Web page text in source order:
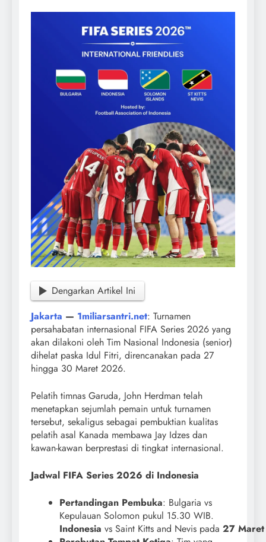
Dengarkan Artikel Ini
Jakarta — 1miliarsantri.net: Turnamen
persahabatan internasional FIFA Series 2026 yang
akan dilakoni oleh Tim Nasional Indonesia (senior)
dihelat paska Idul Fitri, direncanakan pada 27
hingga 30 Maret 2026.
Pelatih timnas Garuda, John Herdman telah
menetapkan sejumlah pemain untuk turnamen
tersebut, sekaligus sebagai pembuktian kualitas
pelatih asal Kanada membawa Jay Idzes dan
kawan-kawan berprestasi di tingkat internasional.
Jadwal FIFA Series 2026 di Indonesia
Pertandingan Pembuka: Bulgaria vs
Kepulauan Solomon pukul 15.30 WIB.
Indonesia vs Saint Kitts and Nevis pada 27